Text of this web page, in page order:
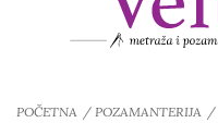
POČETNA POZAMANTERIJA